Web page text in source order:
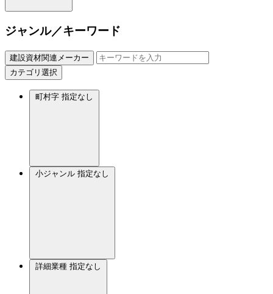
ジャンル／キーワード
建設資材関連メーカー
カテゴリ選択
町村字 指定なし
小ジャンル 指定なし
詳細業種 指定なし